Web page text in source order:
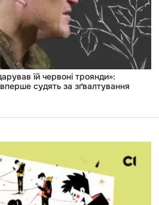
їй червоні троянди»:
судять за зґвалтування